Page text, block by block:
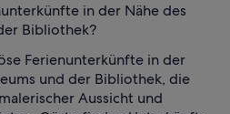
in der Nähe des
Bibliothek?
Ferienunterkünfte in der
und der Bibliothek, die
Aussicht und